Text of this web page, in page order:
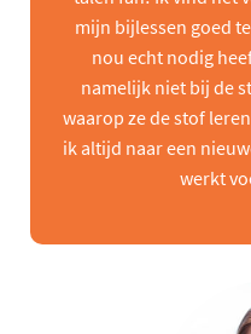
mijn bijlessen goed
nou echt nodig
namelijk niet bij de
waarop ze de stof
ik altijd naar een
werkt